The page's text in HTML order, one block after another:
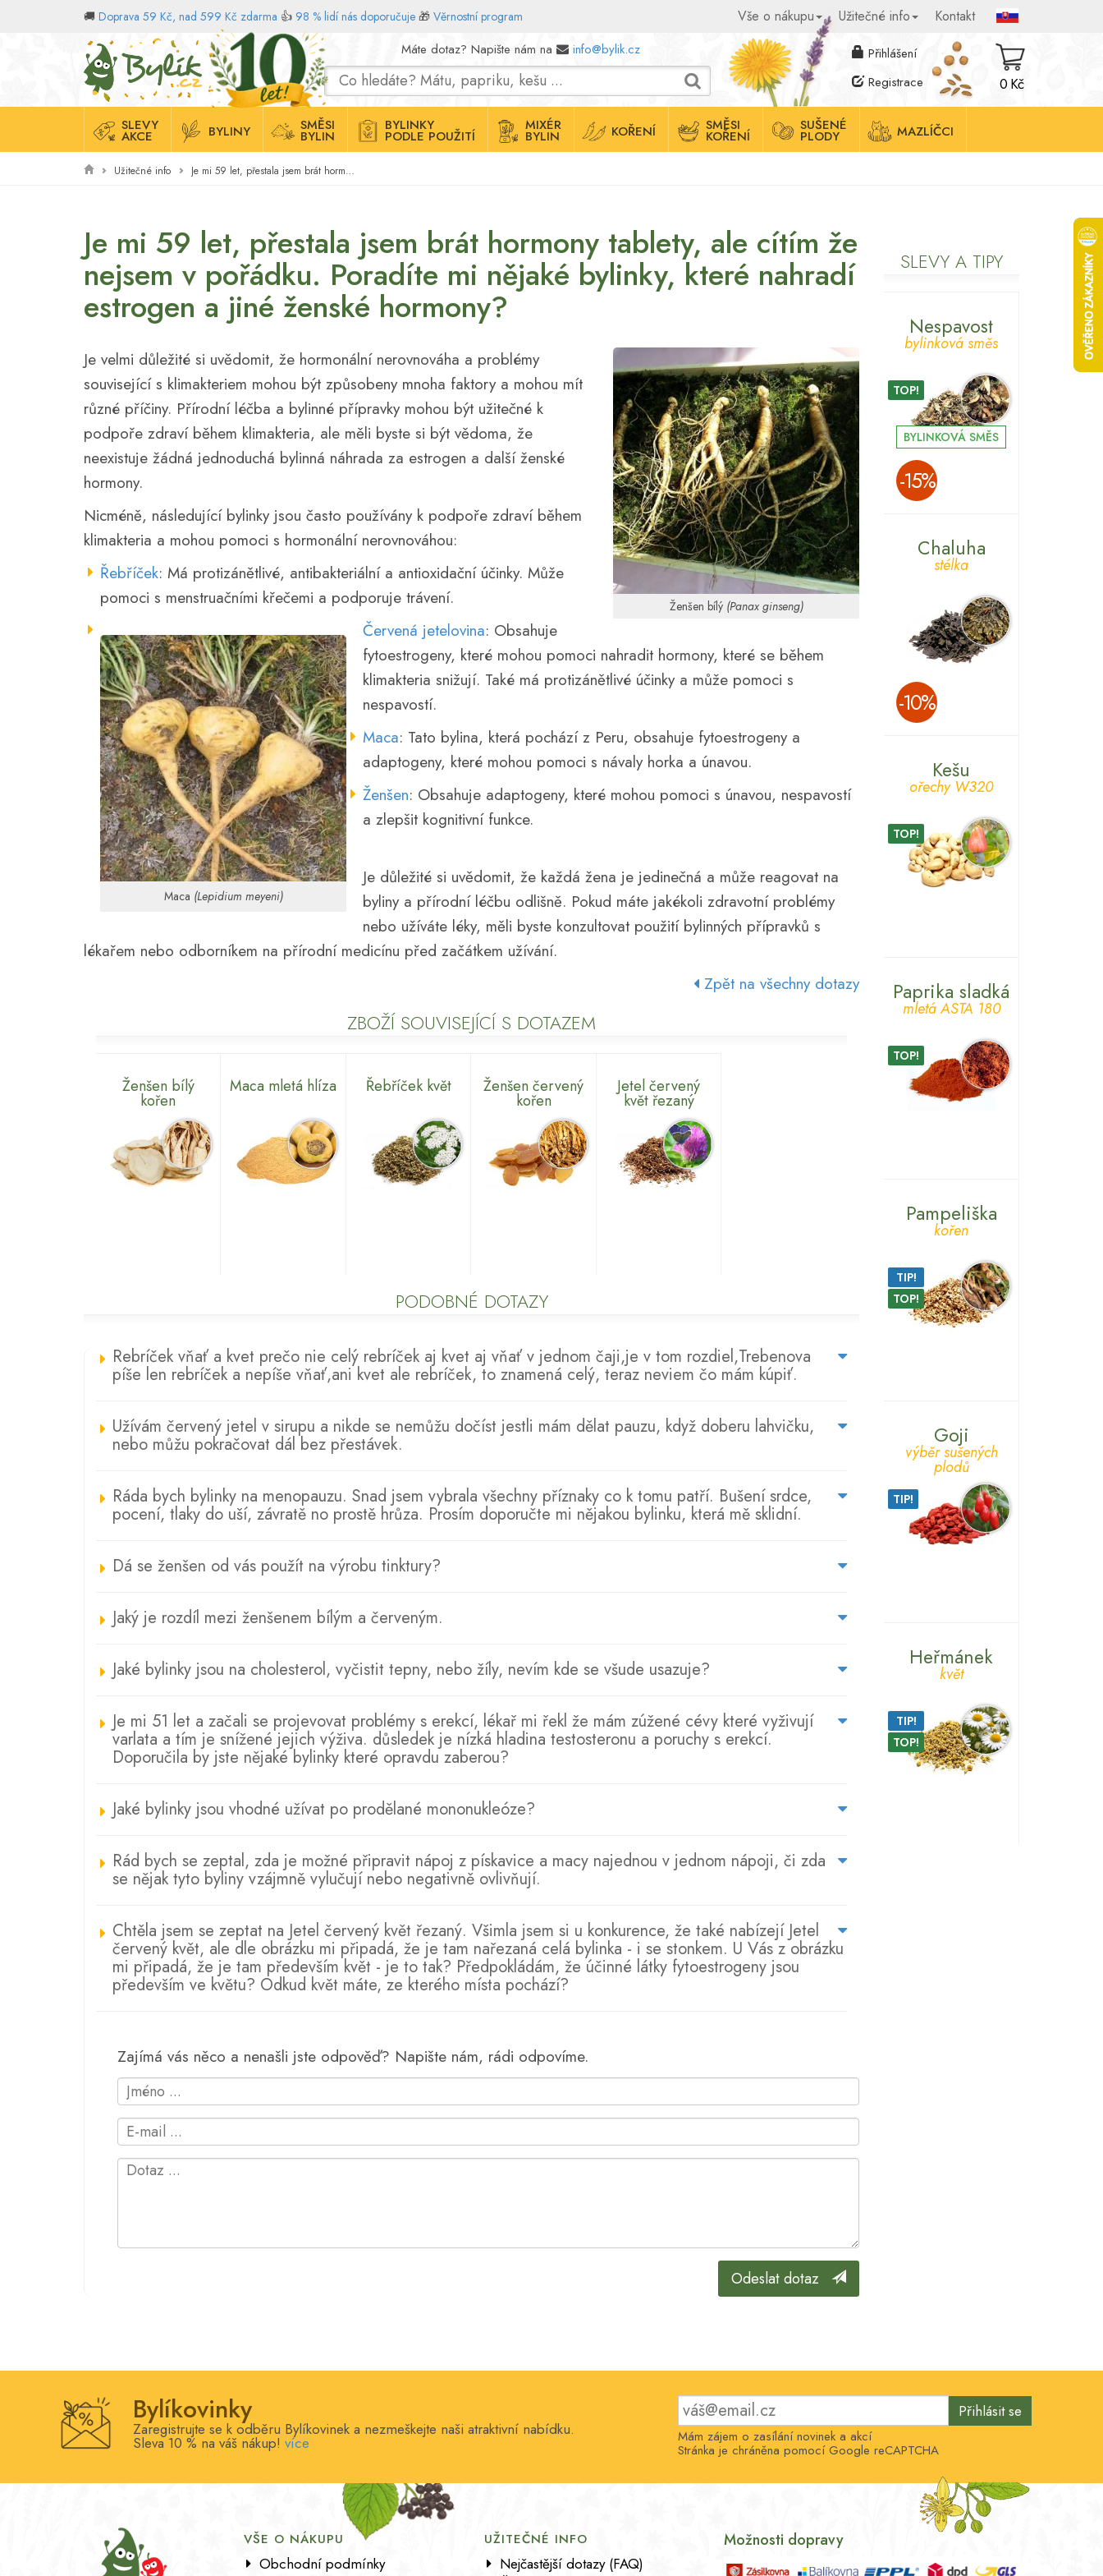
🚚 Doprava 59 Kč, nad 599 Kč zdarma 👍 98 % lidí nás doporučuje 🎁 Věrnostní program Vše o nákupu Užitečné info Kontakt
Domů Máte dotaz? Napište nám na info@bylik.cz
Přihlášení
Registrace
0 Kč
SLEVY
AKCE BYLINY SMĚSI
BYLIN
BYLINKY
PODLE POUŽITÍ
MIXÉR
BYLIN KOŘENÍ SMĚSI
KOŘENÍ
SUŠENÉ
PLODY MAZLÍČCI
Užitečné info Je mi 59 let, přestala jsem brát hormony tablety, ale cítím že nejsem v pořádku. Poradíte mi nějaké bylinky, které nahradí estrogen a jiné ženské hormony?
Je mi 59 let, přestala jsem brát hormony tablety, ale cítím že
nejsem v pořádku. Poradíte mi nějaké bylinky, které nahradí
estrogen a jiné ženské hormony?
Ženšen bílý (Panax ginseng)
Je velmi důležité si uvědomit, že hormonální nerovnováha a problémy
související s klimakteriem mohou být způsobeny mnoha faktory a mohou mít
různé příčiny. Přírodní léčba a bylinné přípravky mohou být užitečné k
podpoře zdraví během klimakteria, ale měli byste si být vědoma, že
neexistuje žádná jednoduchá bylinná náhrada za estrogen a další ženské
hormony.
Nicméně, následující bylinky jsou často používány k podpoře zdraví během
klimakteria a mohou pomoci s hormonální nerovnováhou:
Řebříček: Má protizánětlivé, antibakteriální a antioxidační účinky. Může
pomoci s menstruačními křečemi a podporuje trávení.
Maca (Lepidium meyeni)
Červená jetelovina: Obsahuje
fytoestrogeny, které mohou pomoci nahradit hormony, které se během
klimakteria snižují. Také má protizánětlivé účinky a může pomoci s
nespavostí.
Maca: Tato bylina, která pochází z Peru, obsahuje fytoestrogeny a
adaptogeny, které mohou pomoci s návaly horka a únavou.
Ženšen: Obsahuje adaptogeny, které mohou pomoci s únavou, nespavostí
a zlepšit kognitivní funkce.
Je důležité si uvědomit, že každá žena je jedinečná a může reagovat na
byliny a přírodní léčbu odlišně. Pokud máte jakékoli zdravotní problémy
nebo užíváte léky, měli byste konzultovat použití bylinných přípravků s
lékařem nebo odborníkem na přírodní medicínu před začátkem užívání.
Zpět na všechny dotazy
ZBOŽÍ SOUVISEJÍCÍ S DOTAZEM
Ženšen bílý
kořen
Maca mletá hlíza Řebříček květ Ženšen červený
kořen
Jetel červený
květ řezaný
PODOBNÉ DOTAZY
Rebríček vňať a kvet prečo nie celý rebríček aj kvet aj vňať v jednom čaji,je v tom rozdiel,Trebenova
píše len rebríček a nepíše vňať,ani kvet ale rebríček, to znamená celý, teraz neviem čo mám kúpiť.
Užívám červený jetel v sirupu a nikde se nemůžu dočíst jestli mám dělat pauzu, když doberu lahvičku,
nebo můžu pokračovat dál bez přestávek.
Ráda bych bylinky na menopauzu. Snad jsem vybrala všechny příznaky co k tomu patří. Bušení srdce,
pocení, tlaky do uší, závratě no prostě hrůza. Prosím doporučte mi nějakou bylinku, která mě sklidní.
Dá se ženšen od vás použít na výrobu tinktury?
Jaký je rozdíl mezi ženšenem bílým a červeným.
Jaké bylinky jsou na cholesterol, vyčistit tepny, nebo žíly, nevím kde se všude usazuje?
Je mi 51 let a začali se projevovat problémy s erekcí, lékař mi řekl že mám zúžené cévy které vyživují
varlata a tím je snížené jejich výživa. důsledek je nízká hladina testosteronu a poruchy s erekcí.
Doporučila by jste nějaké bylinky které opravdu zaberou?
Jaké bylinky jsou vhodné užívat po prodělané mononukleóze?
Rád bych se zeptal, zda je možné připravit nápoj z pískavice a macy najednou v jednom nápoji, či zda
se nějak tyto byliny vzájmně vylučují nebo negativně ovlivňují.
Chtěla jsem se zeptat na Jetel červený květ řezaný. Všimla jsem si u konkurence, že také nabízejí Jetel
červený květ, ale dle obrázku mi připadá, že je tam nařezaná celá bylinka - i se stonkem. U Vás z obrázku
mi připadá, že je tam především květ - je to tak? Předpokládám, že účinné látky fytoestrogeny jsou
především ve květu? Odkud květ máte, ze kterého místa pochází?
ZÁKAZNÍCI
PTAJÍ...
Zajímá vás něco a nenašli jste odpověď? Napište nám, rádi odpovíme.
Odeslat dotaz
SLEVY A TIPY
Nespavost
bylinková směs
TOP!
BYLINKOVÁ SMĚS
­-15%
Chaluha
stélka
­-10%
Kešu
ořechy W320
TOP!
Paprika sladká
mletá ASTA 180
TOP!
Pampeliška
kořen
TIP!
TOP!
Goji
výběr sušených
plodů
TIP!
Heřmánek
květ
TIP!
TOP!
Bylíkovinky
Zaregistrujte se k odběru Bylíkovinek a nezmeškejte naši atraktivní nabídku.
Sleva 10 % na váš nákup! více
Přihlásit se
Mám zájem o zasílání novinek a akcí
Stránka je chráněna pomocí Google reCAPTCHA
VŠE O NÁKUPU
Obchodní podmínky
UŽITEČNÉ INFO
Nejčastější dotazy (FAQ)
Možnosti dopravy